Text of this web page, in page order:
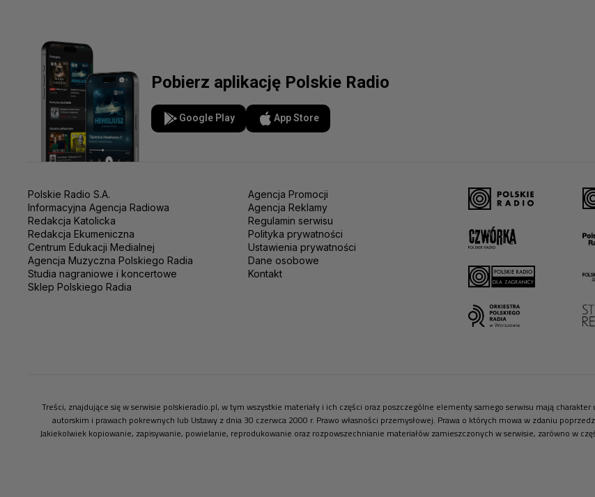
Pobierz aplikację Polskie Radio
Google Play App Store
Polskie Radio S.A.
Informacyjna Agencja Radiowa
Redakcja Katolicka
Redakcja Ekumeniczna
Centrum Edukacji Medialnej
Agencja Muzyczna Polskiego Radia
Studia nagraniowe i koncertowe
Sklep Polskiego Radia
Agencja Promocji
Agencja Reklamy
Regulamin serwisu
Polityka prywatności
Ustawienia prywatności
Dane osobowe
Kontakt
Treści, znajdujące się w serwisie polskieradio.pl, w tym wszystkie materiały i ich części oraz poszczególne elementy samego serwisu mają
autorskim i prawach pokrewnych lub Ustawy z dnia 30 czerwca 2000 r. Prawo własności przemysłowej. Prawa o których mowa w zdaniu
Jakiekolwiek kopiowanie, zapisywanie, powielanie, reprodukowanie oraz rozpowszechnianie materiałów zamieszczonych w serwisie, zarówno w